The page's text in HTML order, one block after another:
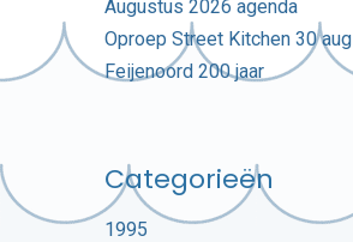
Augustus 2026 agenda
Oproep Street Kitchen 30 aug
Feijenoord 200 jaar
Categorieën
1995